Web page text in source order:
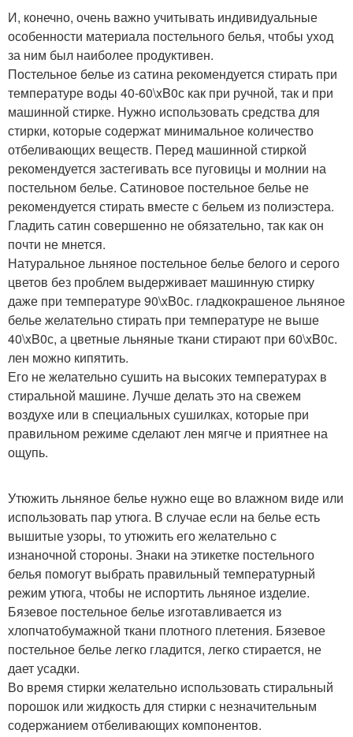
И, конечно, очень важно учитывать индивидуальные
особенности материала постельного белья, чтобы уход
за ним был наиболее продуктивен.
Постельное белье из сатина рекомендуется стирать при
температуре воды 40-60\xB0с как при ручной, так и при
машинной стирке. Нужно использовать средства для
стирки, которые содержат минимальное количество
отбеливающих веществ. Перед машинной стиркой
рекомендуется застегивать все пуговицы и молнии на
постельном белье. Сатиновое постельное белье не
рекомендуется стирать вместе с бельем из полиэстера.
Гладить сатин совершенно не обязательно, так как он
почти не мнется.
Натуральное льняное постельное белье белого и серого
цветов без проблем выдерживает машинную стирку
даже при температуре 90\xB0с. гладкокрашеное льняное
белье желательно стирать при температуре не выше
40\xB0с, а цветные льняные ткани стирают при 60\xB0с.
лен можно кипятить.
Его не желательно сушить на высоких температурах в
стиральной машине. Лучше делать это на свежем
воздухе или в специальных сушилках, которые при
правильном режиме сделают лен мягче и приятнее на
ощупь.
Утюжить льняное белье нужно еще во влажном виде или
использовать пар утюга. В случае если на белье есть
вышитые узоры, то утюжить его желательно с
изнаночной стороны. Знаки на этикетке постельного
белья помогут выбрать правильный температурный
режим утюга, чтобы не испортить льняное изделие.
Бязевое постельное белье изготавливается из
хлопчатобумажной ткани плотного плетения. Бязевое
постельное белье легко гладится, легко стирается, не
дает усадки.
Во время стирки желательно использовать стиральный
порошок или жидкость для стирки с незначительным
содержанием отбеливающих компонентов.